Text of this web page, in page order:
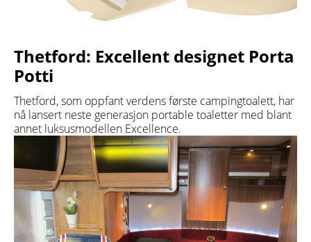
Thetford: Excellent designet Porta
Potti
Thetford, som oppfant verdens første campingtoalett, har
nå lansert neste generasjon portable toaletter med blant
annet luksusmodellen Excellence.